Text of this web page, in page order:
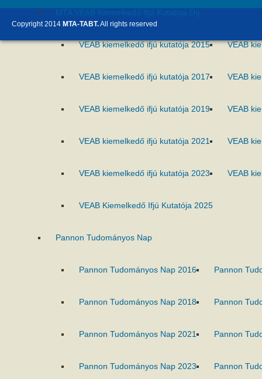
MTA VEAB Kiemelkedő Ifjú Kutatója Díj
VEAB kiemelkedő ifjú kutatója 2015 VEAB
VEAB kiemelkedő ifjú kutatója 2017 VEAB
VEAB kiemelkedő ifjú kutatója 2019 VEAB
VEAB kiemelkedő ifjú kutatója 2021 VEAB
VEAB kiemelkedő ifjú kutatója 2023 VEAB
VEAB Kiemelkedő Ifjú Kutatója 2025
Pannon Tudományos Nap
Pannon Tudományos Nap 2016 Pannon
Pannon Tudományos Nap 2018 Pannon
Pannon Tudományos Nap 2021 Pannon
Pannon Tudományos Nap 2023 Pannon
Copyright 2014 MTA-TABT.All rights reserved